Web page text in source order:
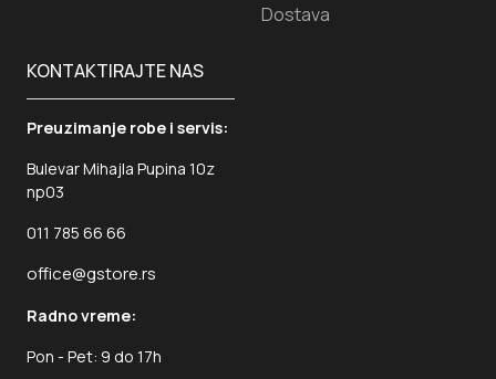
Dostava
KONTAKTIRAJTE NAS
Preuzimanje robe i servis:
Bulevar Mihajla Pupina 10z
np03
011 785 66 66
office@gstore.rs
Radno vreme:
Pon - Pet: 9 do 17h